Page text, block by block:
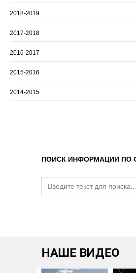
2018-2019
2017-2018
2016-2017
2015-2016
2014-2015
ПОИСК ИНФОРМАЦИИ ПО
НАШЕ ВИДЕО